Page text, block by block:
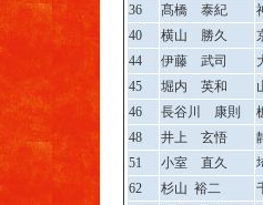
36
髙橋 泰紀
40
横山 勝久
44
伊藤 武司
45
堀内 英和
46
長谷川 康則
48
井上 玄悟
51
小室 直久
62
杉山 裕二